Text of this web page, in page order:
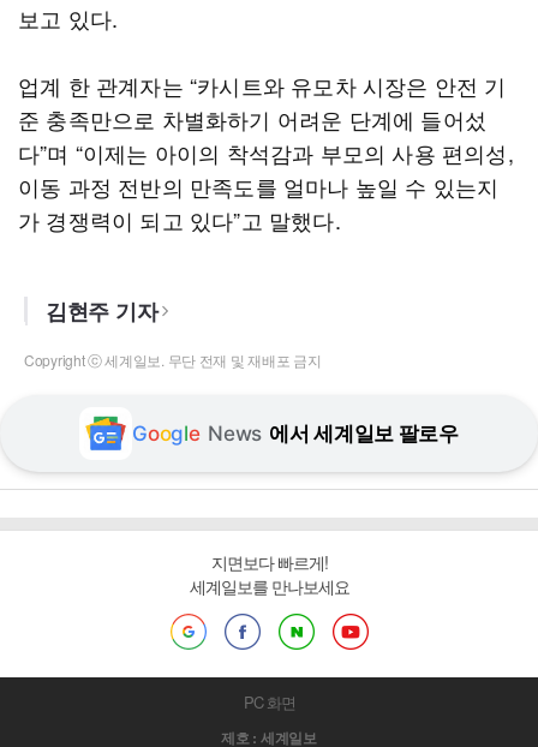
보고 있다.
업계 한 관계자는 “카시트와 유모차 시장은 안전 기
준 충족만으로 차별화하기 어려운 단계에 들어섰
다”며 “이제는 아이의 착석감과 부모의 사용 편의성,
이동 과정 전반의 만족도를 얼마나 높일 수 있는지
가 경쟁력이 되고 있다”고 말했다.
김현주 기자
Copyright ⓒ 세계일보. 무단 전재 및 재배포 금지
Google News 에서 세계일보 팔로우
지면보다 빠르게!
세계일보를 만나보세요
PC 화면
제호 : 세계일보